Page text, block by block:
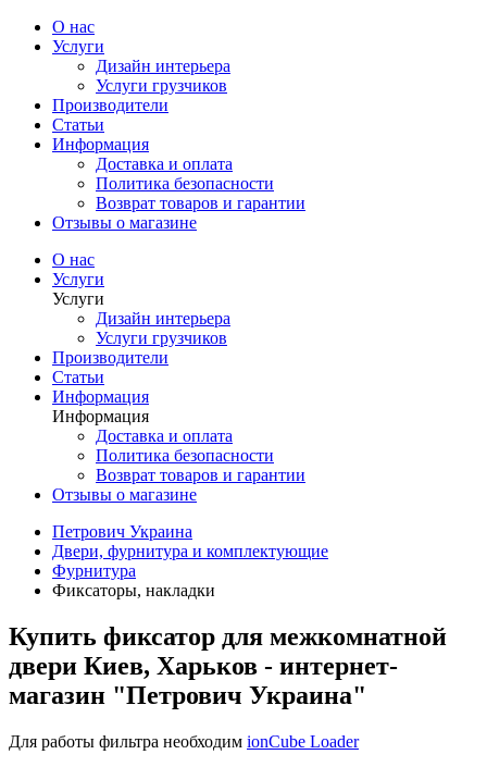
О нас
Услуги
Дизайн интерьера
Услуги грузчиков
Производители
Статьи
Информация
Доставка и оплата
Политика безопасности
Возврат товаров и гарантии
Отзывы о магазине
О нас
Услуги
Услуги
Дизайн интерьера
Услуги грузчиков
Производители
Статьи
Информация
Информация
Доставка и оплата
Политика безопасности
Возврат товаров и гарантии
Отзывы о магазине
Петрович Украина
Двери, фурнитура и комплектующие
Фурнитура
Фиксаторы, накладки
Купить фиксатор для межкомнатной
двери Киев, Харьков - интернет-
магазин "Петрович Украина"
Для работы фильтра необходим ionCube Loader